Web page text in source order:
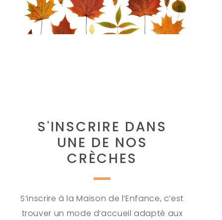
S'INSCRIRE DANS
UNE DE NOS
CRÈCHES
S’inscrire à la Maison de l’Enfance, c’est
trouver un mode d’accueil adapté aux